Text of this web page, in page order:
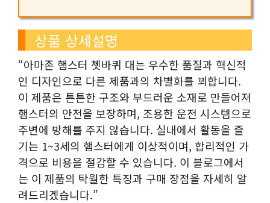
상품 상세설명
“아마존 햄스터 쳇바퀴 대는 우수한 품질과 혁신적
인 디자인으로 다른 제품과의 차별화를 꾀합니다.
이 제품은 튼튼한 구조와 부드러운 소재로 만들어져
햄스터의 안전을 보장하며, 조용한 운전 시스템으로
주변에 방해를 주지 않습니다. 실내에서 활동을 즐
기는 1~3세의 햄스터에게 이상적이며, 합리적인 가
격으로 비용을 절감할 수 있습니다. 이 블로그에서
는 이 제품의 탁월한 특징과 구매 장점을 자세히 알
려드리겠습니다.”